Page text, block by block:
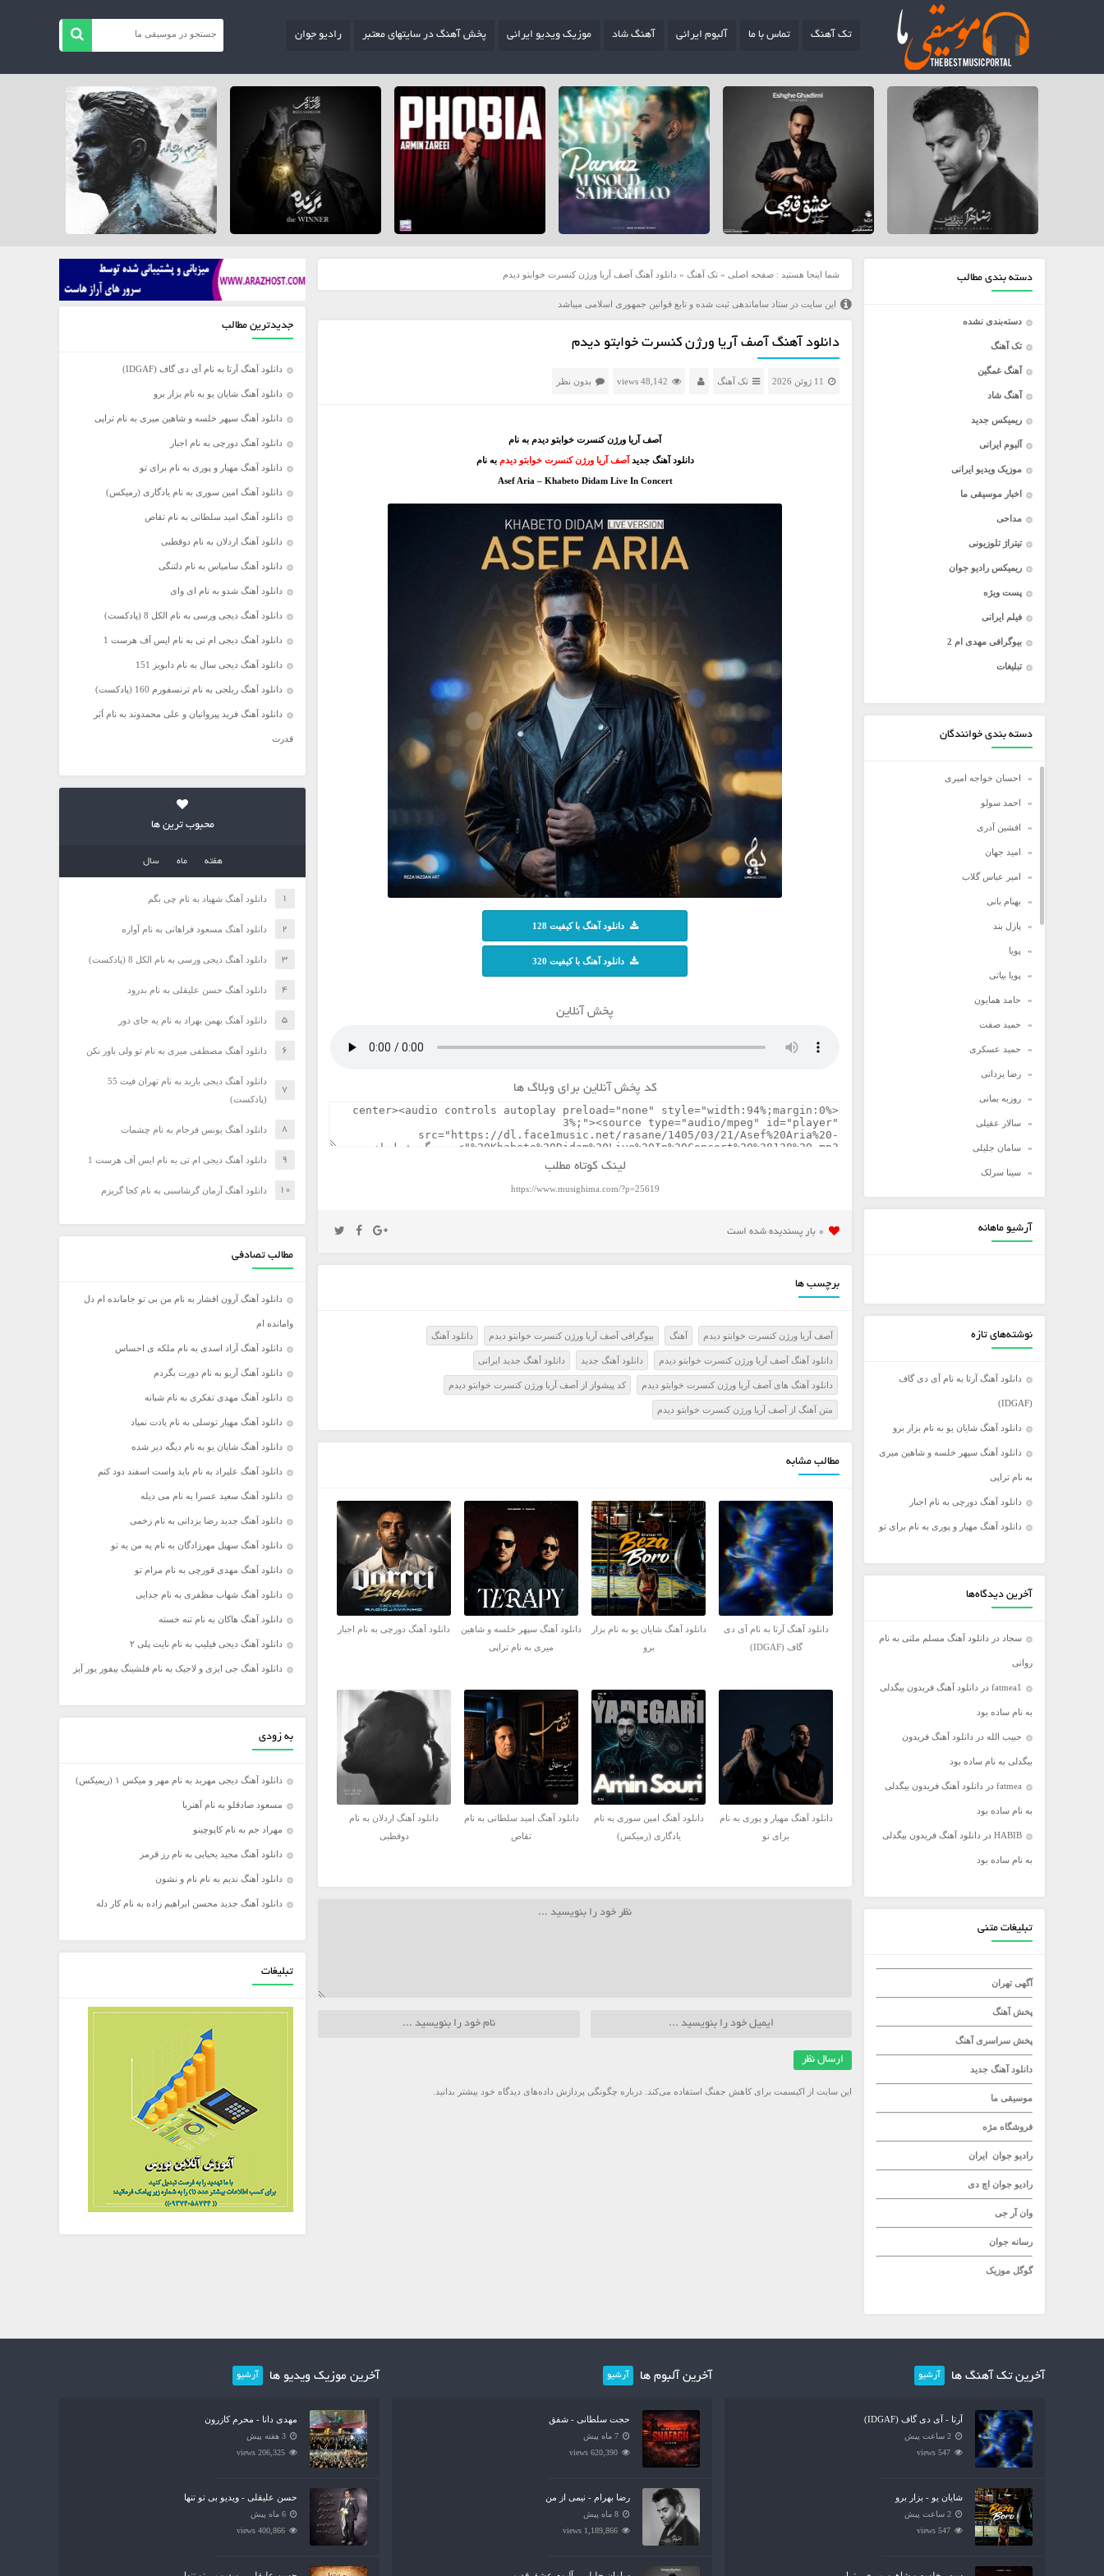
تک آهنگ تماس با ما آلبوم ایرانی آهنگ شاد موزیک ویدیو ایرانی پخش آهنگ در سایتهای معتبر رادیو جوان
دسته بندی مطالب
دسته‌بندی نشده
تک آهنگ
آهنگ غمگین
آهنگ شاد
ریمیکس جدید
آلبوم ایرانی
موزیک ویدیو ایرانی
اخبار موسیقی ما
مداحی
تیتراژ تلوزیونی
ریمیکس رادیو جوان
پست ویژه
فیلم ایرانی
بیوگرافی مهدی ام 2
تبلیغات
دسته بندی خوانندگان
احسان خواجه امیری
احمد سولو
افشین آدری
امید جهان
امیر عباس گلاب
بهنام بانی
پازل بند
پویا
پویا بیاتی
حامد همایون
حمید صفت
حمید عسکری
رضا یزدانی
روزبه بمانی
سالار عقیلی
سامان جلیلی
سینا سرلک
شادمهر عقیلی
مجید اخشابی
مجید خراطها
محسن چاووشی
محسن یگانه
محمد رضا گلزار
محمد علیزاده
مرتضی اشرفی
مرتضی سرمدی
مهدی جهانی
مهدی یغمایی
میثم ابراهیمی
میلاد راستاد
آرشیو ماهانه
نوشته‌های تازه
دانلود آهنگ آرتا به نام آی دی گاف
(IDGAF)
دانلود آهنگ شایان یو به نام بزار برو
دانلود آهنگ سپهر خلسه و شاهین میری
به نام تراپی
دانلود آهنگ دورچی به نام اجبار
دانلود آهنگ مهیار و پوری به نام برای تو
آخرین دیدگاه‌ها
سجاد در دانلود آهنگ مسلم ملتی به نام
روانی
fatmea1 در دانلود آهنگ فریدون بیگدلی
به نام ساده بود
حبیب الله در دانلود آهنگ فریدون
بیگدلی به نام ساده بود
fatmea در دانلود آهنگ فریدون بیگدلی
به نام ساده بود
HABIB در دانلود آهنگ فریدون بیگدلی
به نام ساده بود
تبلیغات متنی
آگهی تهران
پخش آهنگ
پخش سراسری آهنگ
دانلود آهنگ جدید
موسیقی ما
فروشگاه مژه
رادیو جوان ایران
رادیو جوان اچ دی
وان آر جی
رسانه جوان
گوگل موزیک
شما اینجا هستید : صفحه اصلی » تک آهنگ » دانلود آهنگ آصف آریا ورژن کنسرت خوابتو دیدم
این سایت در ستاد ساماندهی ثبت شده و تابع قوانین جمهوری اسلامی میباشد
دانلود آهنگ آصف آریا ورژن کنسرت خوابتو دیدم
11 ژوئن 2026 تک آهنگ 48,142 views بدون نظر
آصف آریا ورژن کنسرت خوابتو دیدم به نام
دانلود آهنگ جدید آصف آریا ورژن کنسرت خوابتو دیدم به نام
Asef Aria – Khabeto Didam Live In Concert
دانلود آهنگ با کیفیت 128
دانلود آهنگ با کیفیت 320
پخش آنلاین
کد پخش آنلاین برای وبلاگ ها
لینک کوتاه مطلب
https://www.musighima.com/?p=25619
0 بار پسنديده شده است
برچسب ها
آصف آریا ورژن کنسرت خوابتو دیدم آهنگ بیوگرافی آصف آریا ورژن کنسرت خوابتو دیدم دانلود آهنگ
دانلود آهنگ آصف آریا ورژن کنسرت خوابتو دیدم دانلود آهنگ جدید دانلود آهنگ جدید ایرانی
دانلود آهنگ های آصف آریا ورژن کنسرت خوابتو دیدم کد پیشواز از آصف آریا ورژن کنسرت خوابتو دیدم
متن آهنگ از آصف آریا ورژن کنسرت خوابتو دیدم
مطالب مشابه
دانلود آهنگ آرتا به نام آی دی
گاف (IDGAF)
دانلود آهنگ شایان یو به نام بزار
برو
دانلود آهنگ سپهر خلسه و شاهین
میری به نام تراپی
دانلود آهنگ دورچی به نام اجبار
دانلود آهنگ مهیار و پوری به نام
برای تو
دانلود آهنگ امین سوری به نام
یادگاری (رمیکس)
دانلود آهنگ امید سلطانی به نام
تقاص
دانلود آهنگ اردلان به نام
دوقطبی
این سایت از اکیسمت برای کاهش جفنگ استفاده می‌کند. درباره چگونگی پردازش داده‌های دیدگاه خود بیشتر بدانید.
جدیدترین مطالب
دانلود آهنگ آرتا به نام آی دی گاف (IDGAF)
دانلود آهنگ شایان یو به نام بزار برو
دانلود آهنگ سپهر خلسه و شاهین میری به نام تراپی
دانلود آهنگ دورچی به نام اجبار
دانلود آهنگ مهیار و پوری به نام برای تو
دانلود آهنگ امین سوری به نام یادگاری (رمیکس)
دانلود آهنگ امید سلطانی به نام تقاص
دانلود آهنگ اردلان به نام دوقطبی
دانلود آهنگ سامیاس به نام دلتنگی
دانلود آهنگ شدو به نام ای وای
دانلود آهنگ دیجی ورسی به نام الکل 8 (پادکست)
دانلود آهنگ دیجی ام تی به نام ایس آف هرست 1
دانلود آهنگ دیجی سال به نام دابویز 151
دانلود آهنگ ریلجی به نام ترنسفورم 160 (پادکست)
دانلود آهنگ فرید پیروانیان و علی محمدوند به نام اَبَر
قدرت
محبوب ترین ها
هفته ماه سال
دانلود آهنگ شهیاد به نام چی بگم
دانلود آهنگ مسعود فراهانی به نام آواره
دانلود آهنگ دیجی ورسی به نام الکل 8 (پادکست)
دانلود آهنگ حسن علیقلی به نام بدرود
دانلود آهنگ بهمن بهراد به نام یه جای دور
دانلود آهنگ مصطفی میری به نام تو ولی باور نکن
دانلود آهنگ دیجی باربد به نام تهران فیت 55
(پادکست)
دانلود آهنگ یونس فرجام به نام چشمات
دانلود آهنگ دیجی ام تی به نام ایس آف هرست 1
دانلود آهنگ آرمان گرشاسبی به نام کجا گریزم
مطالب تصادفی
دانلود آهنگ آرون افشار به نام من بی تو جامانده ام دل
وامانده ام
دانلود آهنگ آراد اسدی به نام ملکه ی احساس
دانلود آهنگ آریو به نام دورت بگردم
دانلود آهنگ مهدی تفکری به نام شبانه
دانلود آهنگ مهیار توسلی به نام یادت نمیاد
دانلود آهنگ شایان یو به نام دیگه دیر شده
دانلود آهنگ علیراد به نام باید واست اسفند دود کنم
دانلود آهنگ سعید عسرا به نام می دیله
دانلود آهنگ جدید رضا یزدانی به نام زخمی
دانلود آهنگ سهیل مهرزادگان به نام یه من یه تو
دانلود آهنگ مهدی قورچی به نام مرام تو
دانلود آهنگ شهاب مظفری به نام جدایی
دانلود آهنگ هاکان به نام تنه خسته
دانلود آهنگ دیجی فیلیپ به نام نایت پلی ۲
دانلود آهنگ جی ایزی و لاجیک به نام فلشینگ بیفور یور آیز
به زودی
دانلود آهنگ دیجی مهربد به نام مهر و میکس ۱ (ریمیکس)
مسعود صادقلو به نام آهنربا
مهراد جم به نام کاپوچینو
دانلود آهنگ مجید یحیایی به نام رز قرمز
دانلود آهنگ ندیم به نام نام و نشون
دانلود آهنگ جدید محسن ابراهیم زاده به نام کار دله
تبلیغات
آخرین تک آهنگ ها آرشیو
آرتا - آی دی گاف (IDGAF)
2 ساعت پیش
547 views
شایان یو - بزار برو
2 ساعت پیش
547 views
آخرین آلبوم ها آرشیو
حجت سلطانی - شفق
7 ماه پیش
620,390 views
رضا بهرام - نیمی از من
8 ماه پیش
1,189,866 views
آخرین موزیک ویدیو ها آرشیو
مهدی دانا - محرم کازرون
3 هفته پیش
206,325 views
حسن علیقلی - ویدیو بی تو تنها
6 ماه پیش
400,866 views